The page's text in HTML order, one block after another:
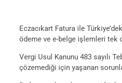
Eczacıkart Fatura ile
ödeme ve e-belge işlemleri tek
Vergi Usul Kanunu 483 sayılı
çözemediği için yaşanan